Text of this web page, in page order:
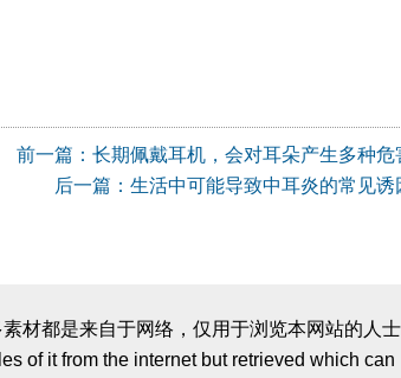
前一篇：长期佩戴耳机，会对耳朵产生多种危
后一篇：生活中可能导致中耳炎的常见诱
材都是来自于网络，仅用于浏览本网站的人
of it from the internet but retrieved which